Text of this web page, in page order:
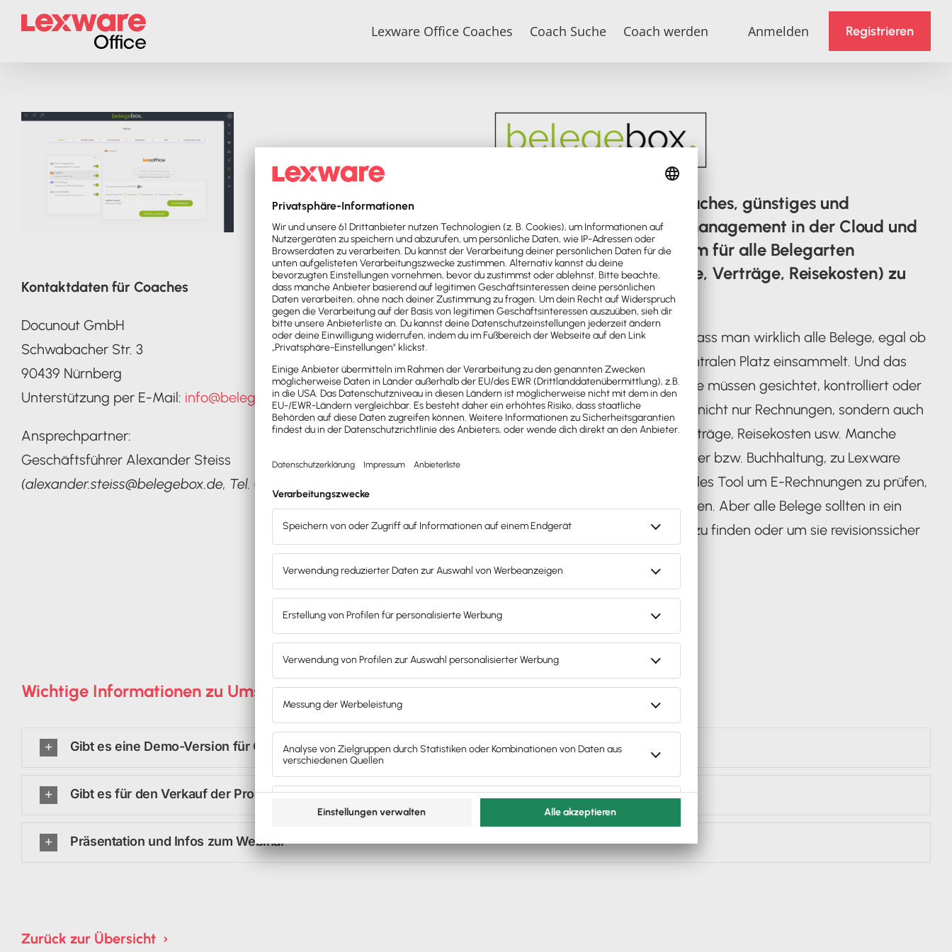
Zum
Inhalt
Lexware Office Coaches Coach Suche Coach werden Anmelden Registrieren
Kontaktdaten für Coaches
Docunout GmbH
Schwabacher Str. 3
90439 Nürnberg
Unterstützung per E-Mail: info@belegebox.de
Ansprechpartner:
Geschäftsführer Alexander Steiss
(alexander.steiss@belegebox.de, Tel. 0911-9 26 44 25)
Die belegebox. ist ein einfaches, günstiges und
universelles Dokumentenmanagement in der Cloud und
damit das ideale Vorsystem für alle Belegarten
(Rechnungen, Lieferscheine, Verträge, Reisekosten) zu
Lexware Office.
Digitalisierung fängt damit an, dass man wirklich alle Belege, egal ob
Papier oder digital, an einem zentralen Platz einsammelt. Und das
aus allen Quellen. Manche Belege müssen gesichtet, kontrolliert oder
freigegeben werden. Aber eben nicht nur Rechnungen, sondern auch
Lieferscheine, Bewerbungen, Verträge, Reisekosten usw. Manche
Belege müssen zum Steuerberater bzw. Buchhaltung, zu Lexware
Office und/oder zur DATEV. Ideales Tool um E-Rechnungen zu prüfen,
bevor Sie in die Buchhaltung gehen. Aber alle Belege sollten in ein
Archiv. Entweder um Sie später zu finden oder um sie revisionssicher
zu speichern.
Wichtige Informationen zu UmsatzBlick für die Lexware Office Coaches
Gibt es eine Demo-Version für Coaches?
Gibt es für den Verkauf der Produkte eine Provision?
Präsentation und Infos zum Webinar
Zurück zur Übersicht ›